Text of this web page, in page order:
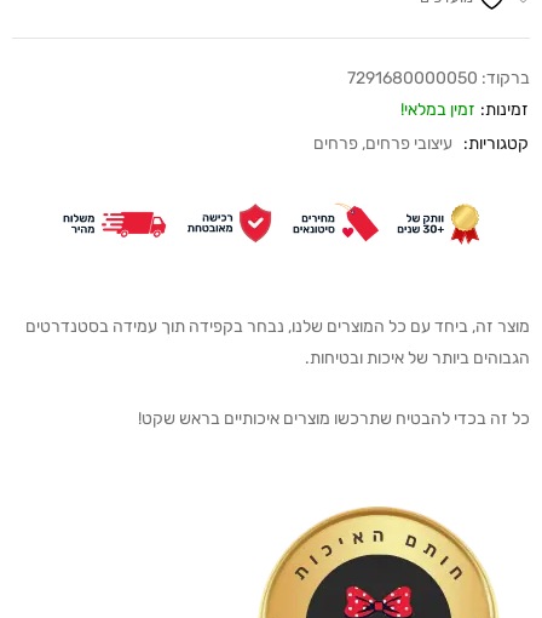
ברקוד: 7291680000050
זמינות: זמין במלאי!
קטגוריות:
עיצובי פרחים, פרחים
מוצר זה, ביחד עם כל המוצרים שלנו, נבחר בקפידה תוך עמידה בסטנדרטים
הגבוהים ביותר של איכות ובטיחות.
כל זה בכדי להבטיח שתרכשו מוצרים איכותיים בראש שקט!